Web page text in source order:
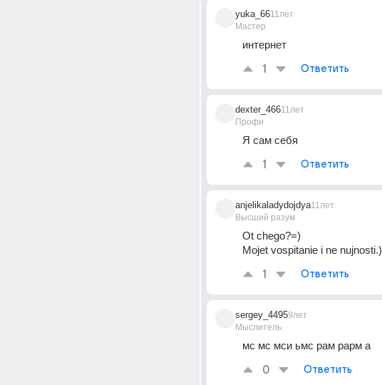
yuka_66
Мастер
11лет
интернет
1 Ответить
dexter_466
Профи
11лет
Я сам себя
1 Ответить
anjelikaladydojdya
Высший разум
11лет
Ot chego?=)
Mojet vospitanie i ne nujnosti.)
1 Ответить
sergey_4495
Мыслитель
9лет
мс мс мси ьмс рам рарм а
0 Ответить